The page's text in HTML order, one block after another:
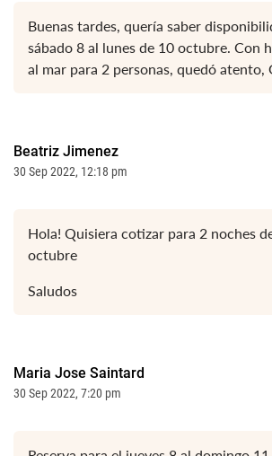
Buenas tardes, quería saber
sábado 8 al lunes de 10 octubre. Con
al mar para 2 personas, quedó atento,
Beatriz Jimenez
30 Sep 2022, 12:18 pm
Hola! Quisiera cotizar para 2 noches
octubre
Saludos
Maria Jose Saintard
30 Sep 2022, 7:20 pm